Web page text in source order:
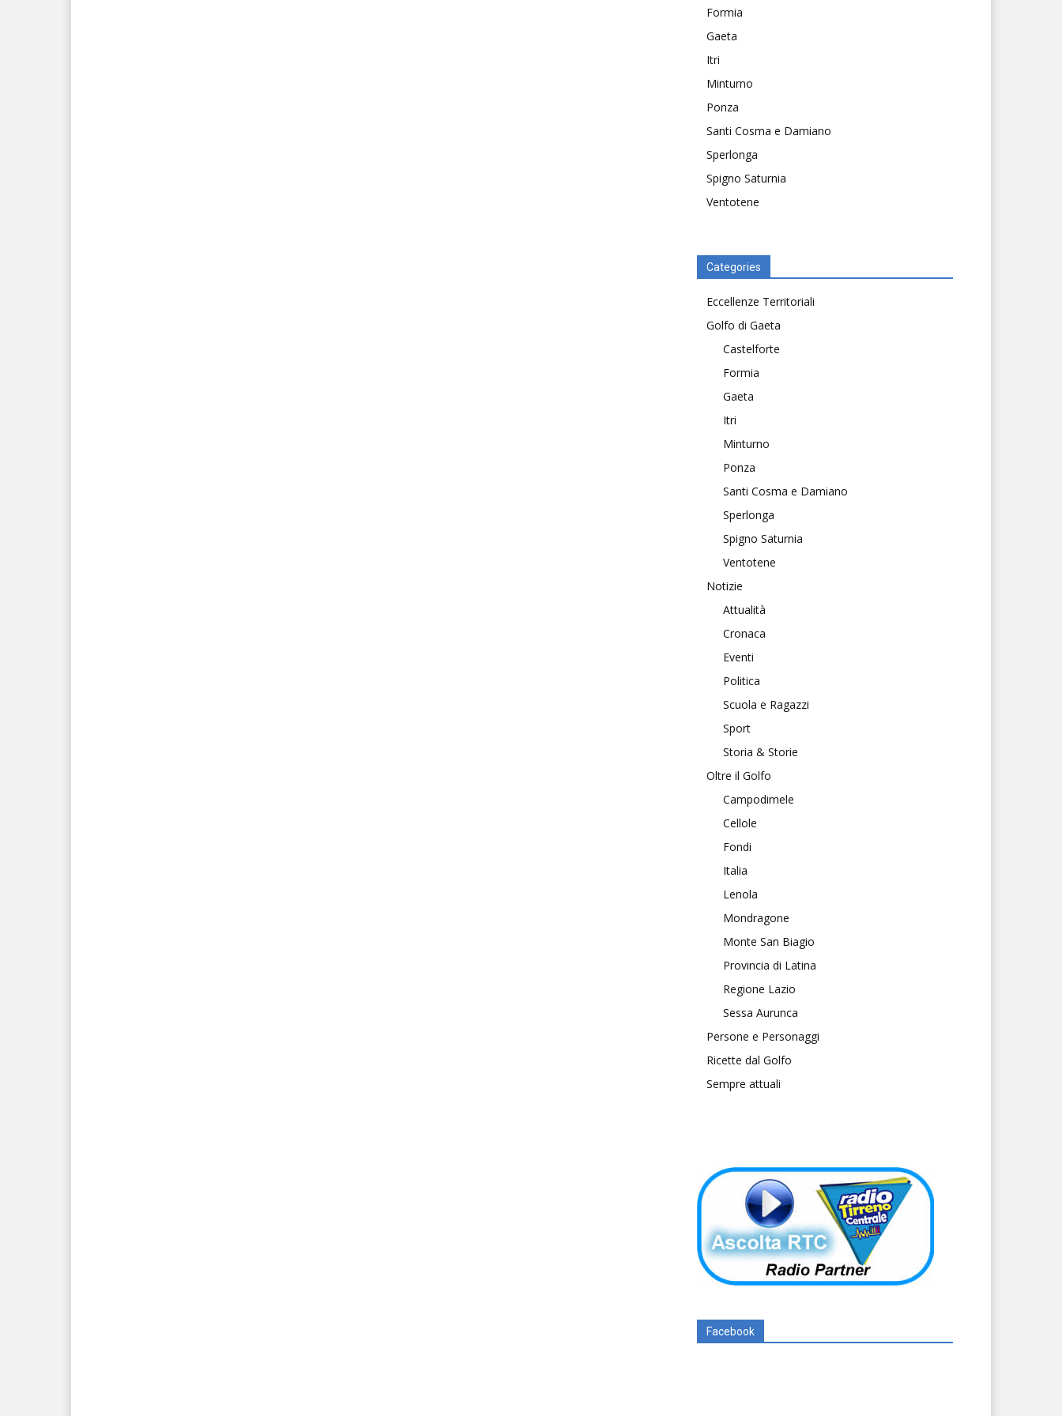
Formia
Gaeta
Itri
Minturno
Ponza
Santi Cosma e Damiano
Sperlonga
Spigno Saturnia
Ventotene
Categories
Eccellenze Territoriali
Golfo di Gaeta
Castelforte
Formia
Gaeta
Itri
Minturno
Ponza
Santi Cosma e Damiano
Sperlonga
Spigno Saturnia
Ventotene
Notizie
Attualità
Cronaca
Eventi
Politica
Scuola e Ragazzi
Sport
Storia & Storie
Oltre il Golfo
Campodimele
Cellole
Fondi
Italia
Lenola
Mondragone
Monte San Biagio
Provincia di Latina
Regione Lazio
Sessa Aurunca
Persone e Personaggi
Ricette dal Golfo
Sempre attuali
Facebook